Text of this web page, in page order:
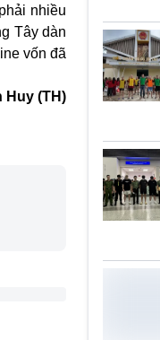
nhiều
Tây dàn
vốn đã
Huy (TH)